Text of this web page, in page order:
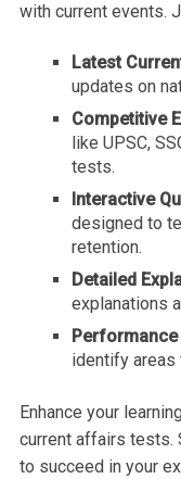
with current events.
Latest
updates on
Competitive
like UPSC,
tests.
Interactive
designed to
retention.
Detailed
explanations
identify areas
Enhance your
current affairs tests.
to succeed in your